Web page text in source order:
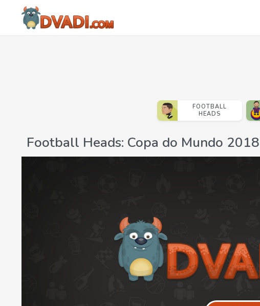
FOOTBALL
HEADS
Football Heads: Copa do Mundo 2018